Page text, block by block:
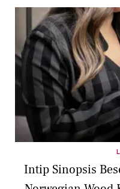
Intip Sinopsis